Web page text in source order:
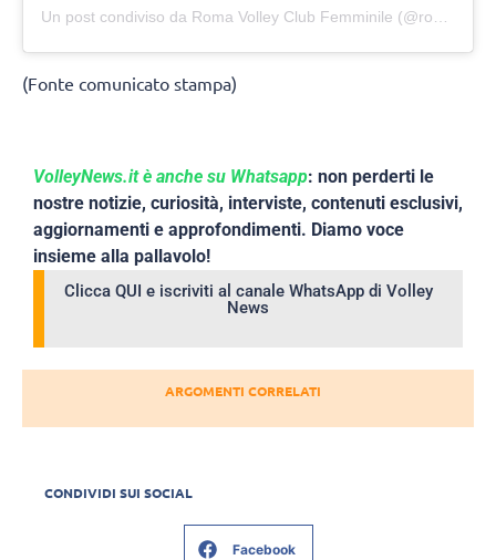
Un post condiviso da Roma Volley Club Femminile (@romavolleyclub_femminile)
(Fonte comunicato stampa)
VolleyNews.it è anche su Whatsapp: non perderti le
nostre notizie, curiosità, interviste, contenuti esclusivi,
aggiornamenti e approfondimenti. Diamo voce
insieme alla pallavolo!
Clicca QUI e iscriviti al canale WhatsApp di Volley
News
ARGOMENTI CORRELATI
CONDIVIDI SUI SOCIAL
Facebook